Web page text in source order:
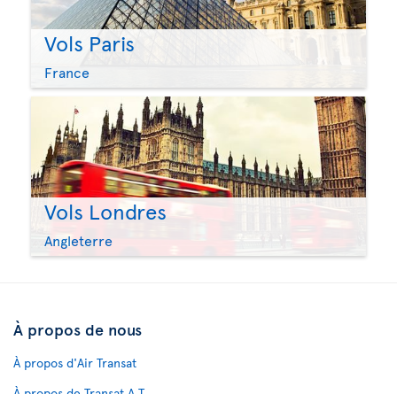
Vols Paris
France
Vols Londres
Angleterre
À propos de nous
À propos d'Air Transat